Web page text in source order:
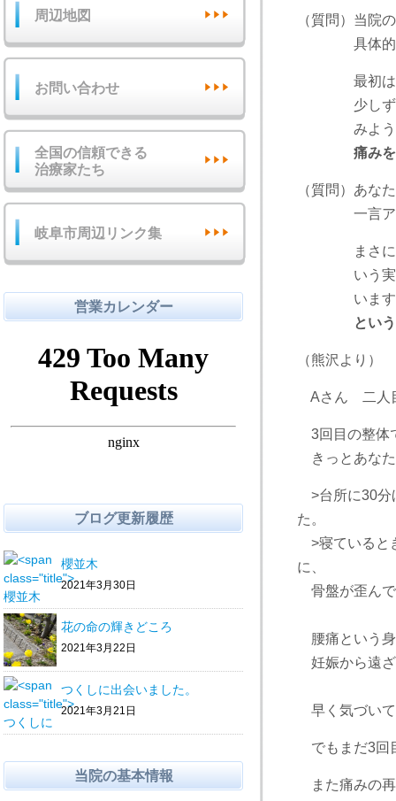
（質問）当院
具体的に
最初は正直
少しずつ 少
みようとお
痛み
（質問）あな
一言アド
まさに「継
いう実感が
います。
という う
（熊沢より）
Aさん 二人
3回目の整体
きっとあなた
>台所に30分
た。
>寝ていると
に、
骨盤が歪ん
腰痛という身
妊娠から遠ざ
早く気づい
でもまだ3回
また痛みの
周辺地図
お問い合わせ
全国の信頼できる
治療家たち
岐阜市周辺リンク集
営業カレンダー
ブログ更新履歴
櫻並木
2021年3月30日
花の命の輝きどころ
2021年3月22日
つくしに出会いました。
2021年3月21日
当院の基本情報